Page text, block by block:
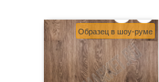
Образец в шоу-руме